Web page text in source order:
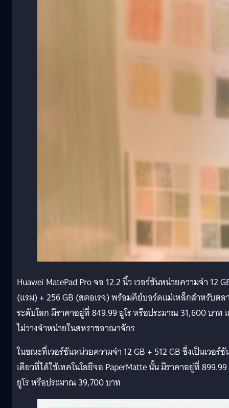
Huawei MatePad Pro จอ 12.2 นิ้ว เวอร์ชันหน่วยความจำ 12
(แรม) + 256 GB (สตอเรจ) พร้อมคีย์บอร์ดแม่เหล็กสำหรับตล
ระดับโลก มีราคาอยู่ที่ 849.99 ยูโร หรือประมาณ 31,600 บาท
ไม่วางจำหน่ายในสหราชอาณาจักร
ในขณะที่เวอร์ชันหน่วยความจำ 12 GB + 512 GB ซึ่งเป็นเวอร์ชั
เดียวที่ได้ใช้เทคโนโลยีจอ PaperMatte นั้น มีราคาอยู่ที่ 899.99
ยูโร หรือประมาณ 39,700 บาท